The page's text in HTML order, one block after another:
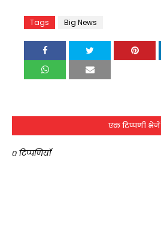
Tags Big News
एक टिप्पणी भेजें
0 टिप्पणियाँ